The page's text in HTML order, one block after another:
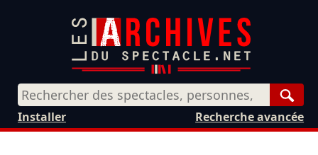
Recherche avancée
Installer